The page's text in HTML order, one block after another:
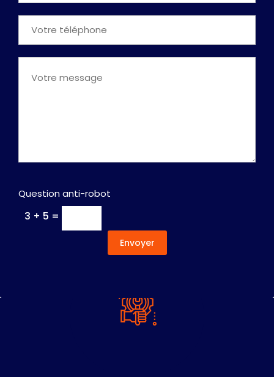
Question anti-robot
3 + 5 =
Envoyer